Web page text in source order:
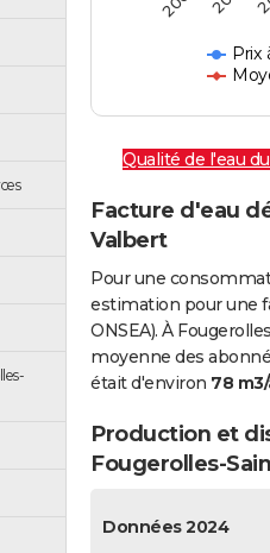
Prix
Qualité de l'eau
Facture d'eau
Valbert
Pour une
estimation pour une
ONSEA). À
moyenne des
était d'environ 78
Production et
Fougerolles-
Données 2024